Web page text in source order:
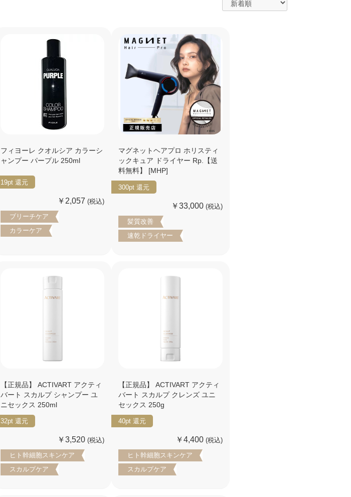
フィヨーレ クオルシア カラーシ
ャンプー パープル 250ml
19pt 還元
￥2,057(税込)
ブリーチケア
カラーケア
マグネットヘアプロ ホリスティ
ックキュア ドライヤー Rp.【送
料無料】 [MHP]
300pt 還元
￥33,000 (税込)
髪質改善
速乾ドライヤー
【正規品】 ACTIVART アクティ
バート スカルプ シャンプー ユ
ニセックス 250ml
32pt 還元
￥3,520(税込)
ヒト幹細胞スキンケア
スカルプケア
【正規品】 ACTIVART アクティ
バート スカルプ クレンズ ユニ
セックス 250g
40pt 還元
￥4,400 (税込)
ヒト幹細胞スキンケア
スカルプケア